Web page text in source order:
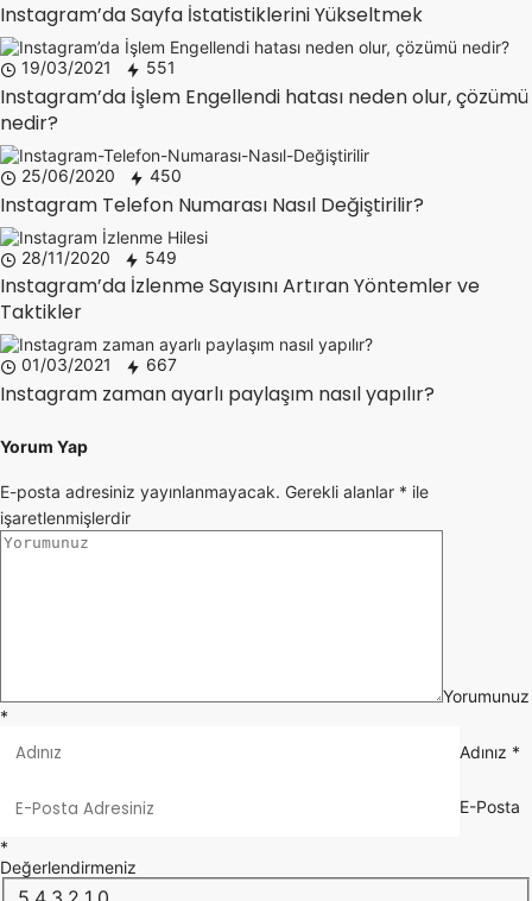
Instagram’da Sayfa İstatistiklerini Yükseltmek
19/03/2021 551
Instagram’da İşlem Engellendi hatası neden olur, çözümü
nedir?
25/06/2020 450
Instagram Telefon Numarası Nasıl Değiştirilir?
28/11/2020 549
Instagram’da İzlenme Sayısını Artıran Yöntemler ve
Taktikler
01/03/2021 667
Instagram zaman ayarlı paylaşım nasıl yapılır?
Yorum Yap
E-posta adresiniz yayınlanmayacak. Gerekli alanlar * ile
işaretlenmişlerdir
Yorumunuz
*
Adınız *
E-Posta
*
Değerlendirmeniz